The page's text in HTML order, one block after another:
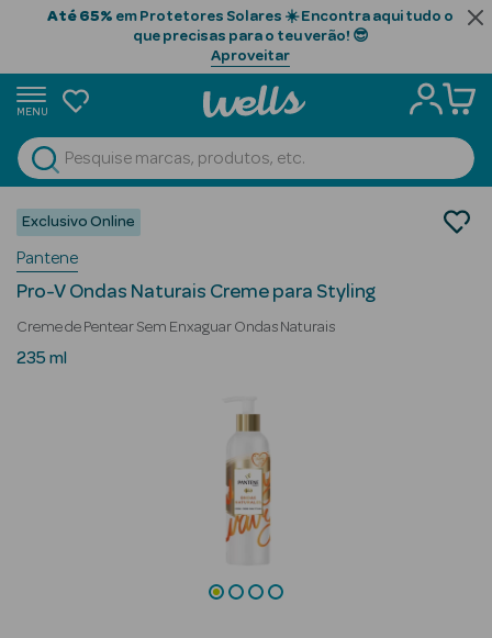
Até 65% em Protetores Solares ☀️ Encontra aqui tudo o
que precisas para o teu verão! 😎
Aproveitar
MENU
Ver Tudo
Beauty Season
Cabelo
Beauty Season
Cabelo
Creme
Exclusivo Online
Pantene
Pro-V Ondas Naturais Creme para Styling
Creme de Pentear Sem Enxaguar Ondas Naturais
235 ml